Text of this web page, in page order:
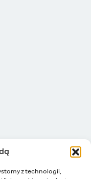
z technologii,
się w nowym oknie)
oknie)
oknie)